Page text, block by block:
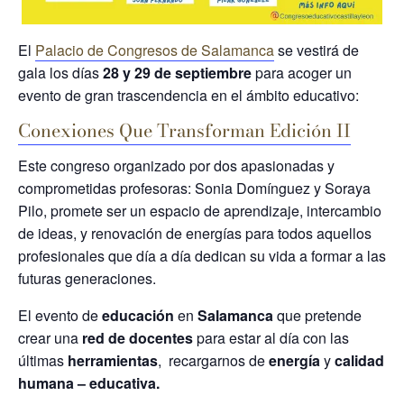
El Palacio de Congresos de Salamancase vestirá de
gala los días28 y 29 de septiembrepara acoger un
evento de gran trascendencia en el ámbito educativo:
Conexiones Que Transforman Edición II
Este congreso organizado por dos apasionadas y
comprometidas profesoras: Sonia Domínguez y Soraya
Pilo, promete ser un espacio de aprendizaje, intercambio
de ideas, y renovación de energías para todos aquellos
profesionales que día a día dedican su vida a formar a las
futuras generaciones.
El evento deeducación en Salamancaque pretende
crear una red de docentespara estar al día con las
últimas herramientas, recargarnos deenergíaycalidad
humana – educativa.